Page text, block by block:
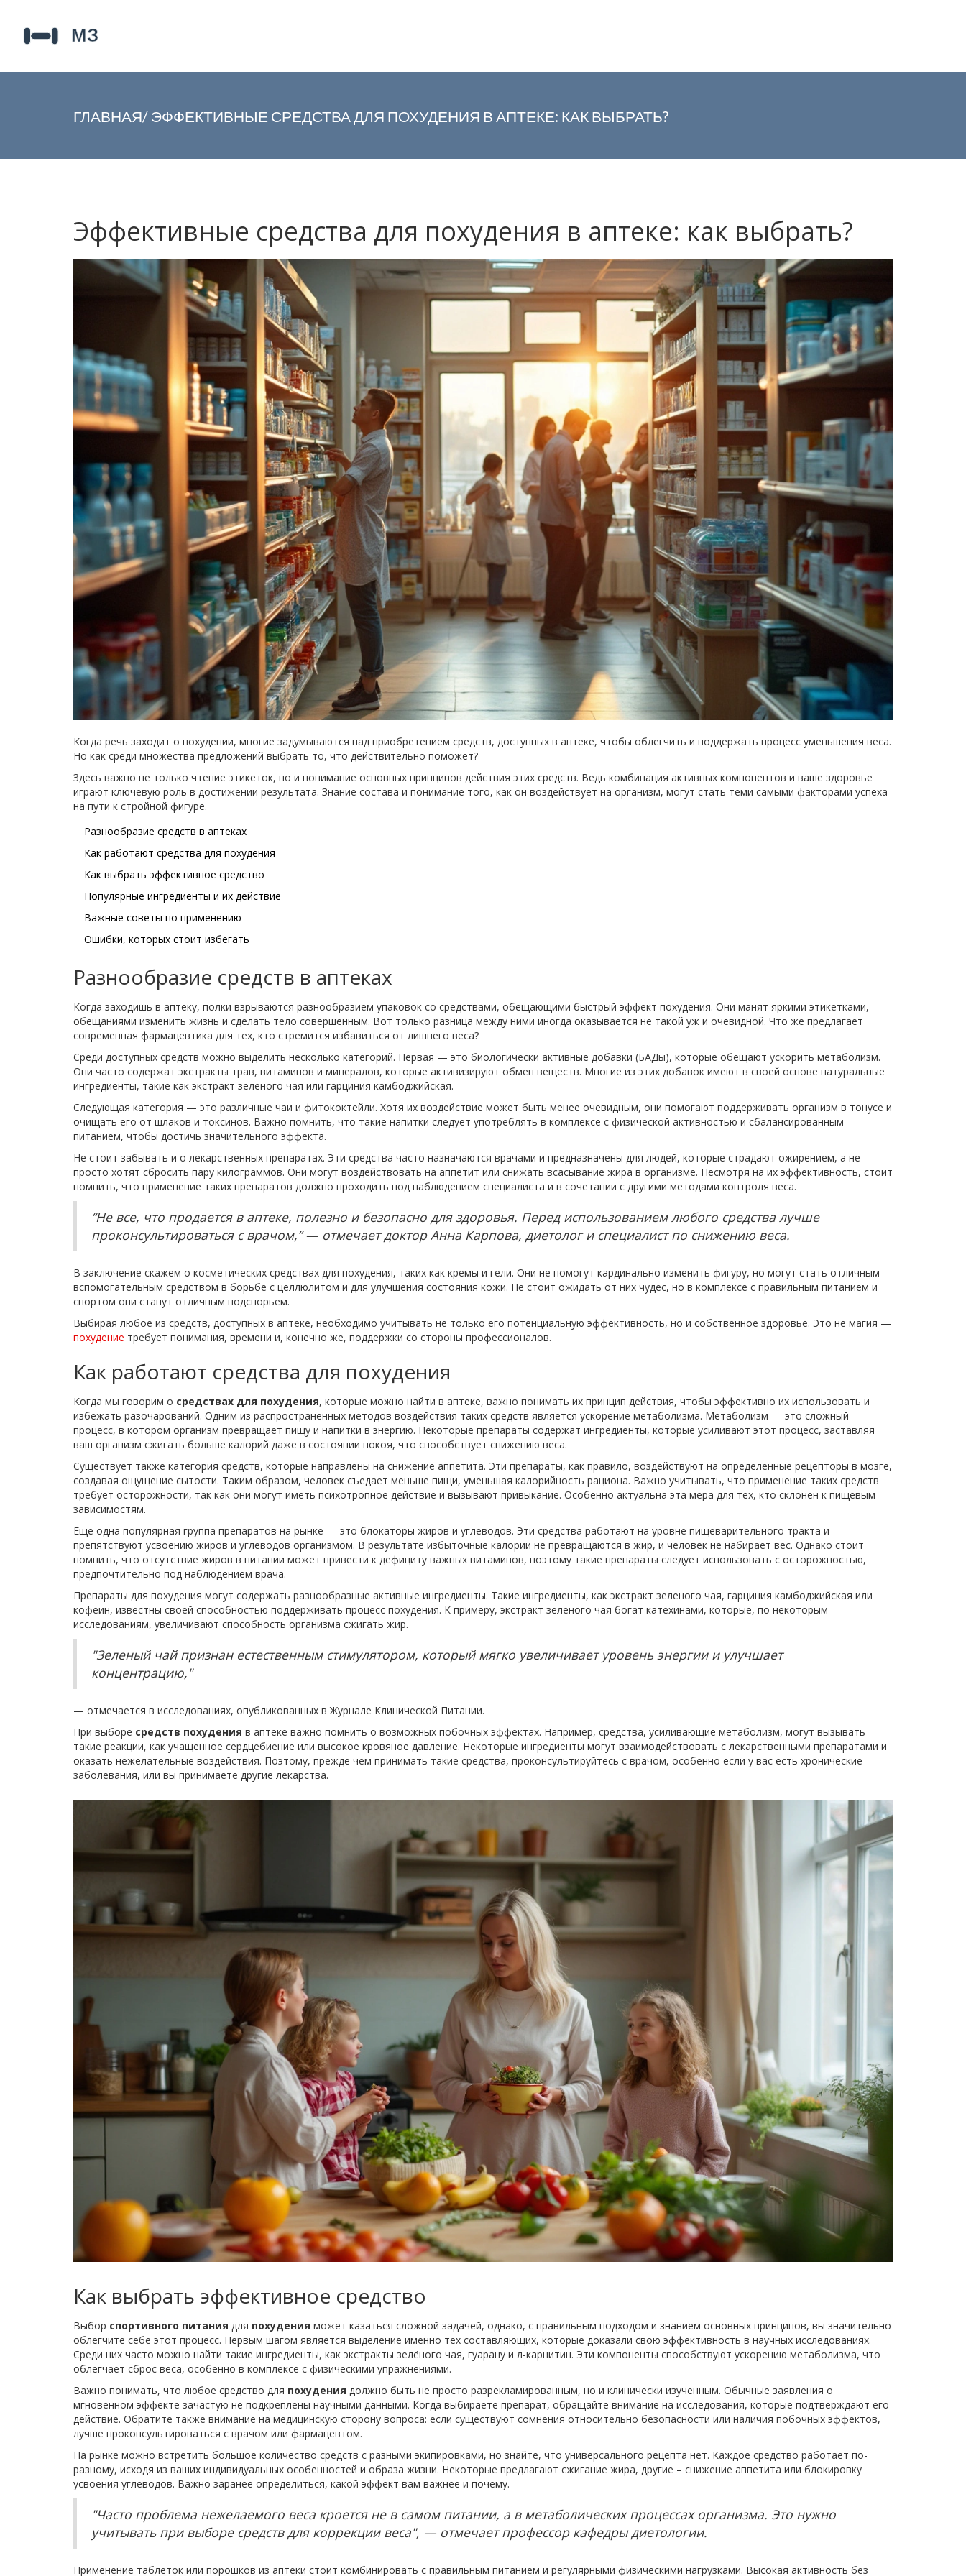
ГЛАВНАЯ/ ЭФФЕКТИВНЫЕ СРЕДСТВА ДЛЯ ПОХУДЕНИЯ В АПТЕКЕ: КАК ВЫБРАТЬ?
Эффективные средства для похудения в аптеке: как выбрать?
Когда речь заходит о похудении, многие задумываются над приобретением средств, доступных в аптеке, чтобы облегчить и поддержать процесс уменьшения веса.
Но как среди множества предложений выбрать то, что действительно поможет?
Здесь важно не только чтение этикеток, но и понимание основных принципов действия этих средств. Ведь комбинация активных компонентов и ваше здоровье
играют ключевую роль в достижении результата. Знание состава и понимание того, как он воздействует на организм, могут стать теми самыми факторами успеха
на пути к стройной фигуре.
Разнообразие средств в аптеках
Как работают средства для похудения
Как выбрать эффективное средство
Популярные ингредиенты и их действие
Важные советы по применению
Ошибки, которых стоит избегать
Разнообразие средств в аптеках
Когда заходишь в аптеку, полки взрываются разнообразием упаковок со средствами, обещающими быстрый эффект похудения. Они манят яркими этикетками,
обещаниями изменить жизнь и сделать тело совершенным. Вот только разница между ними иногда оказывается не такой уж и очевидной. Что же предлагает
современная фармацевтика для тех, кто стремится избавиться от лишнего веса?
Среди доступных средств можно выделить несколько категорий. Первая — это биологически активные добавки (БАДы), которые обещают ускорить метаболизм.
Они часто содержат экстракты трав, витаминов и минералов, которые активизируют обмен веществ. Многие из этих добавок имеют в своей основе натуральные
ингредиенты, такие как экстракт зеленого чая или гарциния камбоджийская.
Следующая категория — это различные чаи и фитококтейли. Хотя их воздействие может быть менее очевидным, они помогают поддерживать организм в тонусе и
очищать его от шлаков и токсинов. Важно помнить, что такие напитки следует употреблять в комплексе с физической активностью и сбалансированным
питанием, чтобы достичь значительного эффекта.
Не стоит забывать и о лекарственных препаратах. Эти средства часто назначаются врачами и предназначены для людей, которые страдают ожирением, а не
просто хотят сбросить пару килограммов. Они могут воздействовать на аппетит или снижать всасывание жира в организме. Несмотря на их эффективность, стоит
помнить, что применение таких препаратов должно проходить под наблюдением специалиста и в сочетании с другими методами контроля веса.
“Не все, что продается в аптеке, полезно и безопасно для здоровья. Перед использованием любого средства лучше
проконсультироваться с врачом,” — отмечает доктор Анна Карпова, диетолог и специалист по снижению веса.
В заключение скажем о косметических средствах для похудения, таких как кремы и гели. Они не помогут кардинально изменить фигуру, но могут стать отличным
вспомогательным средством в борьбе с целлюлитом и для улучшения состояния кожи. Не стоит ожидать от них чудес, но в комплексе с правильным питанием и
спортом они станут отличным подспорьем.
Выбирая любое из средств, доступных в аптеке, необходимо учитывать не только его потенциальную эффективность, но и собственное здоровье. Это не магия —
похудение требует понимания, времени и, конечно же, поддержки со стороны профессионалов.
Как работают средства для похудения
Когда мы говорим о средствах для похудения, которые можно найти в аптеке, важно понимать их принцип действия, чтобы эффективно их использовать и
избежать разочарований. Одним из распространенных методов воздействия таких средств является ускорение метаболизма. Метаболизм — это сложный
процесс, в котором организм превращает пищу и напитки в энергию. Некоторые препараты содержат ингредиенты, которые усиливают этот процесс, заставляя
ваш организм сжигать больше калорий даже в состоянии покоя, что способствует снижению веса.
Существует также категория средств, которые направлены на снижение аппетита. Эти препараты, как правило, воздействуют на определенные рецепторы в мозге,
создавая ощущение сытости. Таким образом, человек съедает меньше пищи, уменьшая калорийность рациона. Важно учитывать, что применение таких средств
требует осторожности, так как они могут иметь психотропное действие и вызывают привыкание. Особенно актуальна эта мера для тех, кто склонен к пищевым
зависимостям.
Еще одна популярная группа препаратов на рынке — это блокаторы жиров и углеводов. Эти средства работают на уровне пищеварительного тракта и
препятствуют усвоению жиров и углеводов организмом. В результате избыточные калории не превращаются в жир, и человек не набирает вес. Однако стоит
помнить, что отсутствие жиров в питании может привести к дефициту важных витаминов, поэтому такие препараты следует использовать с осторожностью,
предпочтительно под наблюдением врача.
Препараты для похудения могут содержать разнообразные активные ингредиенты. Такие ингредиенты, как экстракт зеленого чая, гарциния камбоджийская или
кофеин, известны своей способностью поддерживать процесс похудения. К примеру, экстракт зеленого чая богат катехинами, которые, по некоторым
исследованиям, увеличивают способность организма сжигать жир.
"Зеленый чай признан естественным стимулятором, который мягко увеличивает уровень энергии и улучшает
концентрацию,"
— отмечается в исследованиях, опубликованных в Журнале Клинической Питании.
При выборе средств похудения в аптеке важно помнить о возможных побочных эффектах. Например, средства, усиливающие метаболизм, могут вызывать
такие реакции, как учащенное сердцебиение или высокое кровяное давление. Некоторые ингредиенты могут взаимодействовать с лекарственными препаратами и
оказать нежелательные воздействия. Поэтому, прежде чем принимать такие средства, проконсультируйтесь с врачом, особенно если у вас есть хронические
заболевания, или вы принимаете другие лекарства.
Как выбрать эффективное средство
Выбор спортивного питания для похудения может казаться сложной задачей, однако, с правильным подходом и знанием основных принципов, вы значительно
облегчите себе этот процесс. Первым шагом является выделение именно тех составляющих, которые доказали свою эффективность в научных исследованиях.
Среди них часто можно найти такие ингредиенты, как экстракты зелёного чая, гуарану и л-карнитин. Эти компоненты способствуют ускорению метаболизма, что
облегчает сброс веса, особенно в комплексе с физическими упражнениями.
Важно понимать, что любое средство для похудения должно быть не просто разрекламированным, но и клинически изученным. Обычные заявления о
мгновенном эффекте зачастую не подкреплены научными данными. Когда выбираете препарат, обращайте внимание на исследования, которые подтверждают его
действие. Обратите также внимание на медицинскую сторону вопроса: если существуют сомнения относительно безопасности или наличия побочных эффектов,
лучше проконсультироваться с врачом или фармацевтом.
На рынке можно встретить большое количество средств с разными экипировками, но знайте, что универсального рецепта нет. Каждое средство работает по-
разному, исходя из ваших индивидуальных особенностей и образа жизни. Некоторые предлагают сжигание жира, другие – снижение аппетита или блокировку
усвоения углеводов. Важно заранее определиться, какой эффект вам важнее и почему.
"Часто проблема нежелаемого веса кроется не в самом питании, а в метаболических процессах организма. Это нужно
учитывать при выборе средств для коррекции веса", — отмечает профессор кафедры диетологии.
Применение таблеток или порошков из аптеки стоит комбинировать с правильным питанием и регулярными физическими нагрузками. Высокая активность без